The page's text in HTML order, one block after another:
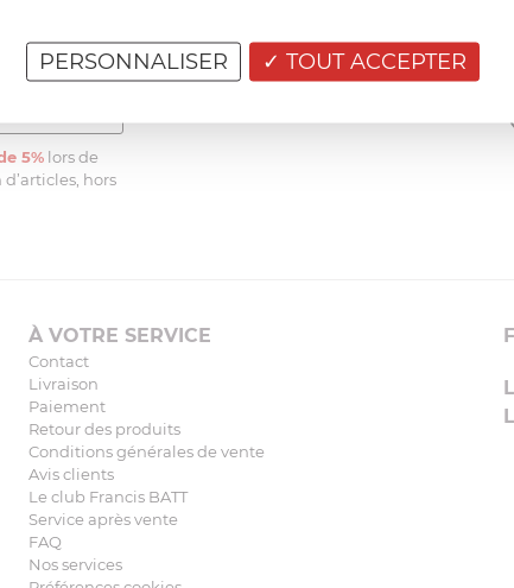
5% lors de
hors
À VOTRE SERVICE
Contact
Livraison
Paiement
Retour des produits
Conditions générales de vente
Avis clients
Le club Francis BATT
Service après vente
FAQ
Nos services
TOUT ACCEPTER
PERSONNALISER